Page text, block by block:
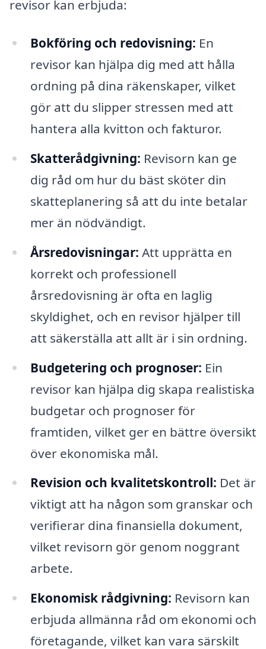
revisor kan erbjuda:
Bokföring och redovisning: En
revisor kan hjälpa dig med att hålla
ordning på dina räkenskaper, vilket
gör att du slipper stressen med att
hantera alla kvitton och fakturor.
Skatterådgivning: Revisorn kan ge
dig råd om hur du bäst sköter din
skatteplanering så att du inte betalar
mer än nödvändigt.
Årsredovisningar: Att upprätta en
korrekt och professionell
årsredovisning är ofta en laglig
skyldighet, och en revisor hjälper till
att säkerställa att allt är i sin ordning.
Budgetering och prognoser: Ein
revisor kan hjälpa dig skapa realistiska
budgetar och prognoser för
framtiden, vilket ger en bättre översikt
över ekonomiska mål.
Revision och kvalitetskontroll: Det är
viktigt att ha någon som granskar och
verifierar dina finansiella dokument,
vilket revisorn gör genom noggrant
arbete.
Ekonomisk rådgivning: Revisorn kan
erbjuda allmänna råd om ekonomi och
företagande, vilket kan vara särskilt